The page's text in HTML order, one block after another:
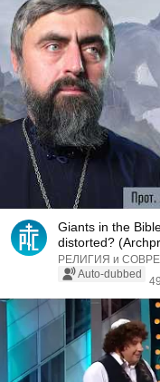
Giants in the
distorted?
РЕЛИГИЯ и
Auto-dubbed